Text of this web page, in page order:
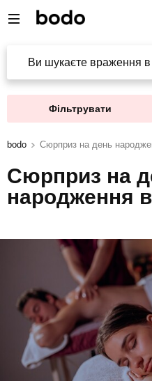
Ви шукаєте враження в
Фільтрувати
bodo Сюрприз на день
Сюрприз на
народження